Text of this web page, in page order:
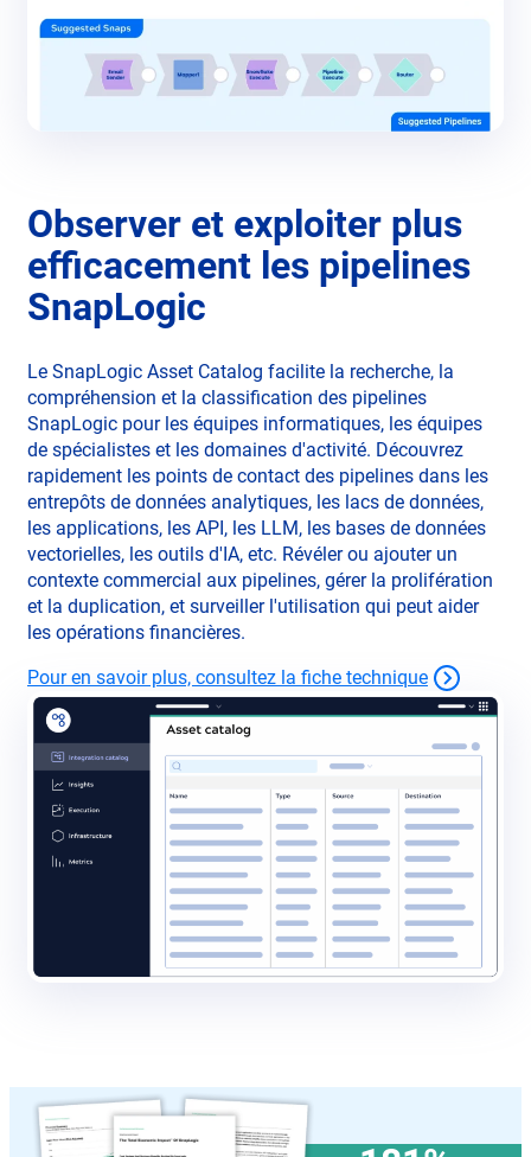
Observer et exploiter plus
efficacement les pipelines
SnapLogic
Le SnapLogic Asset Catalog facilite la recherche, la
compréhension et la classification des pipelines
SnapLogic pour les équipes informatiques, les équipes
de spécialistes et les domaines d'activité. Découvrez
rapidement les points de contact des pipelines dans les
entrepôts de données analytiques, les lacs de données,
les applications, les API, les LLM, les bases de données
vectorielles, les outils d'IA, etc. Révéler ou ajouter un
contexte commercial aux pipelines, gérer la prolifération
et la duplication, et surveiller l'utilisation qui peut aider
les opérations financières.
Pour en savoir plus, consultez la fiche technique